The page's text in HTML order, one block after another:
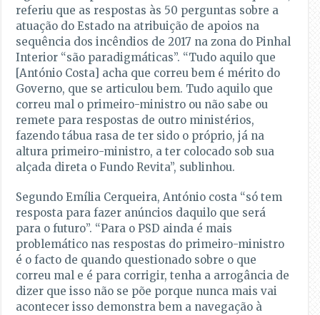
referiu que as respostas às 50 perguntas sobre a
atuação do Estado na atribuição de apoios na
sequência dos incêndios de 2017 na zona do Pinhal
Interior “são paradigmáticas”. “Tudo aquilo que
[António Costa] acha que correu bem é mérito do
Governo, que se articulou bem. Tudo aquilo que
correu mal o primeiro-ministro ou não sabe ou
remete para respostas de outro ministérios,
fazendo tábua rasa de ter sido o próprio, já na
altura primeiro-ministro, a ter colocado sob sua
alçada direta o Fundo Revita”, sublinhou.
Segundo Emília Cerqueira, António costa “só tem
resposta para fazer anúncios daquilo que será
para o futuro”. “Para o PSD ainda é mais
problemático nas respostas do primeiro-ministro
é o facto de quando questionado sobre o que
correu mal e é para corrigir, tenha a arrogância de
dizer que isso não se põe porque nunca mais vai
acontecer isso demonstra bem a navegação à